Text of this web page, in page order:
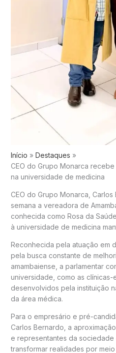
Início
Destaques
CEO do Grupo Monarca
na universidade de medicina
CEO do Grupo Monarca,
semana a vereadora de
conhecida como Rosa da
à universidade de medicina
Reconhecida pela atuação em
pela busca constante de
amambaiense, a parlamentar
universidade, como as
desenvolvidos pela instituição
da área médica.
Para o empresário e pré-
Carlos Bernardo, a
e representantes da sociedade
transformar realidades por